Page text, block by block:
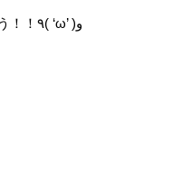
対策をしっかりとっていきましょう！！٩( ‘ω’ )و